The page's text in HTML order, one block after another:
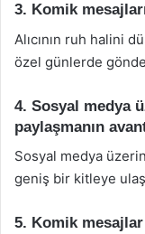
3. Komik
Alıcının ruh halini
özel günlerde
4. Sosyal medya
paylaşmanın
Sosyal medya
geniş bir kitleye
5. Komik mesajlar